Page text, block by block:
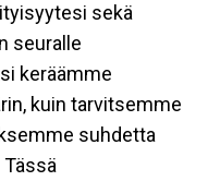
sekä
seuralle
keräämme
kuin tarvitsemme
suhdetta